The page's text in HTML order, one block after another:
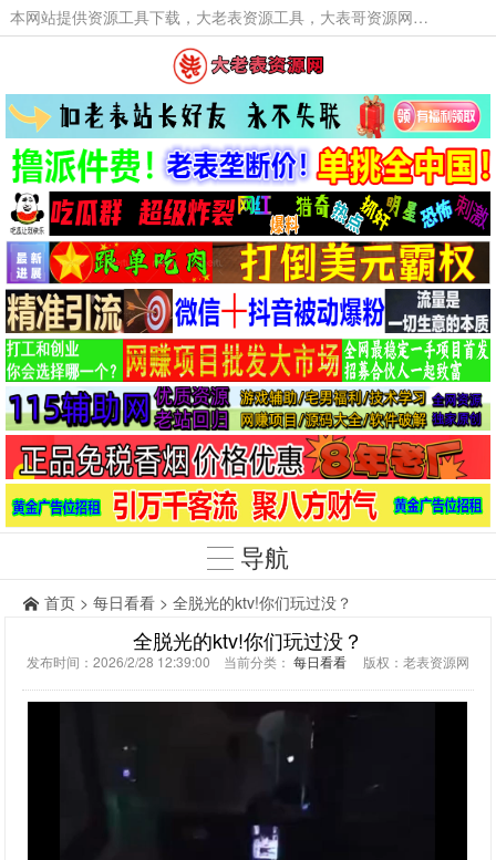
本网站提供资源工具下载，大老表资源工具，大表哥资源网软件工具，大老表资源下载，活动线报福利资源分享,活动线报，大型网游经典游戏，网络热门技术游戏辅助交流与分享。
导航
首页 > 每日看看 > 全脱光的ktv!你们玩过没？
全脱光的ktv!你们玩过没？
发布时间：2026/2/28 12:39:00 当前分类： 每日看看 版权：老表资源网